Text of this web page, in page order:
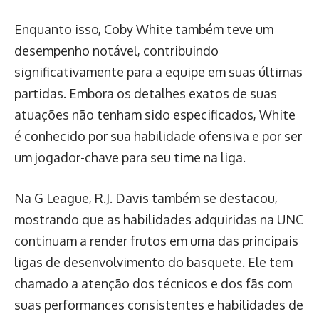
Enquanto isso, Coby White também teve um
desempenho notável, contribuindo
significativamente para a equipe em suas últimas
partidas. Embora os detalhes exatos de suas
atuações não tenham sido especificados, White
é conhecido por sua habilidade ofensiva e por ser
um jogador-chave para seu time na liga.
Na G League, R.J. Davis também se destacou,
mostrando que as habilidades adquiridas na UNC
continuam a render frutos em uma das principais
ligas de desenvolvimento do basquete. Ele tem
chamado a atenção dos técnicos e dos fãs com
suas performances consistentes e habilidades de